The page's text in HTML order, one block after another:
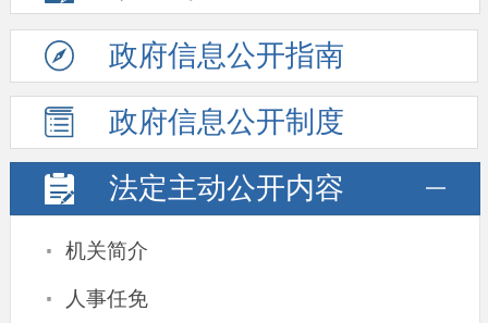
政府信息公开指南
政府信息公开制度
法定主动公开内容
· 机关简介
· 人事任免